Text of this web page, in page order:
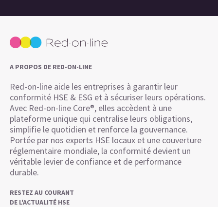
A PROPOS DE RED-ON-LINE
Red-on-line aide les entreprises à garantir leur
conformité HSE & ESG et à sécuriser leurs opérations.
Avec Red-on-line Core®, elles accèdent à une
plateforme unique qui centralise leurs obligations,
simplifie le quotidien et renforce la gouvernance.
Portée par nos experts HSE locaux et une couverture
réglementaire mondiale, la conformité devient un
véritable levier de confiance et de performance
durable.
RESTEZ AU COURANT
DE L'ACTUALITÉ HSE